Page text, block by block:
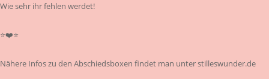
Wie sehr ihr fehlen werdet!
⭐❤️⭐
Nähere Infos zu den Abschiedsboxen findet man unter stilleswunder.de